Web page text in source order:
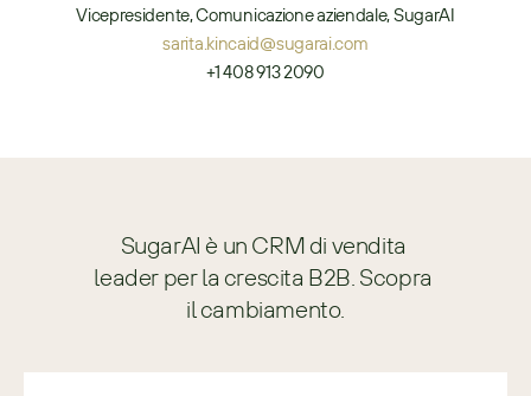
Vicepresidente, Comunicazione aziendale, SugarAI
sarita.kincaid@sugarai.com
+1 408 913 2090
SugarAI è un CRM di vendita
leader per la crescita B2B. Scopra
il cambiamento.